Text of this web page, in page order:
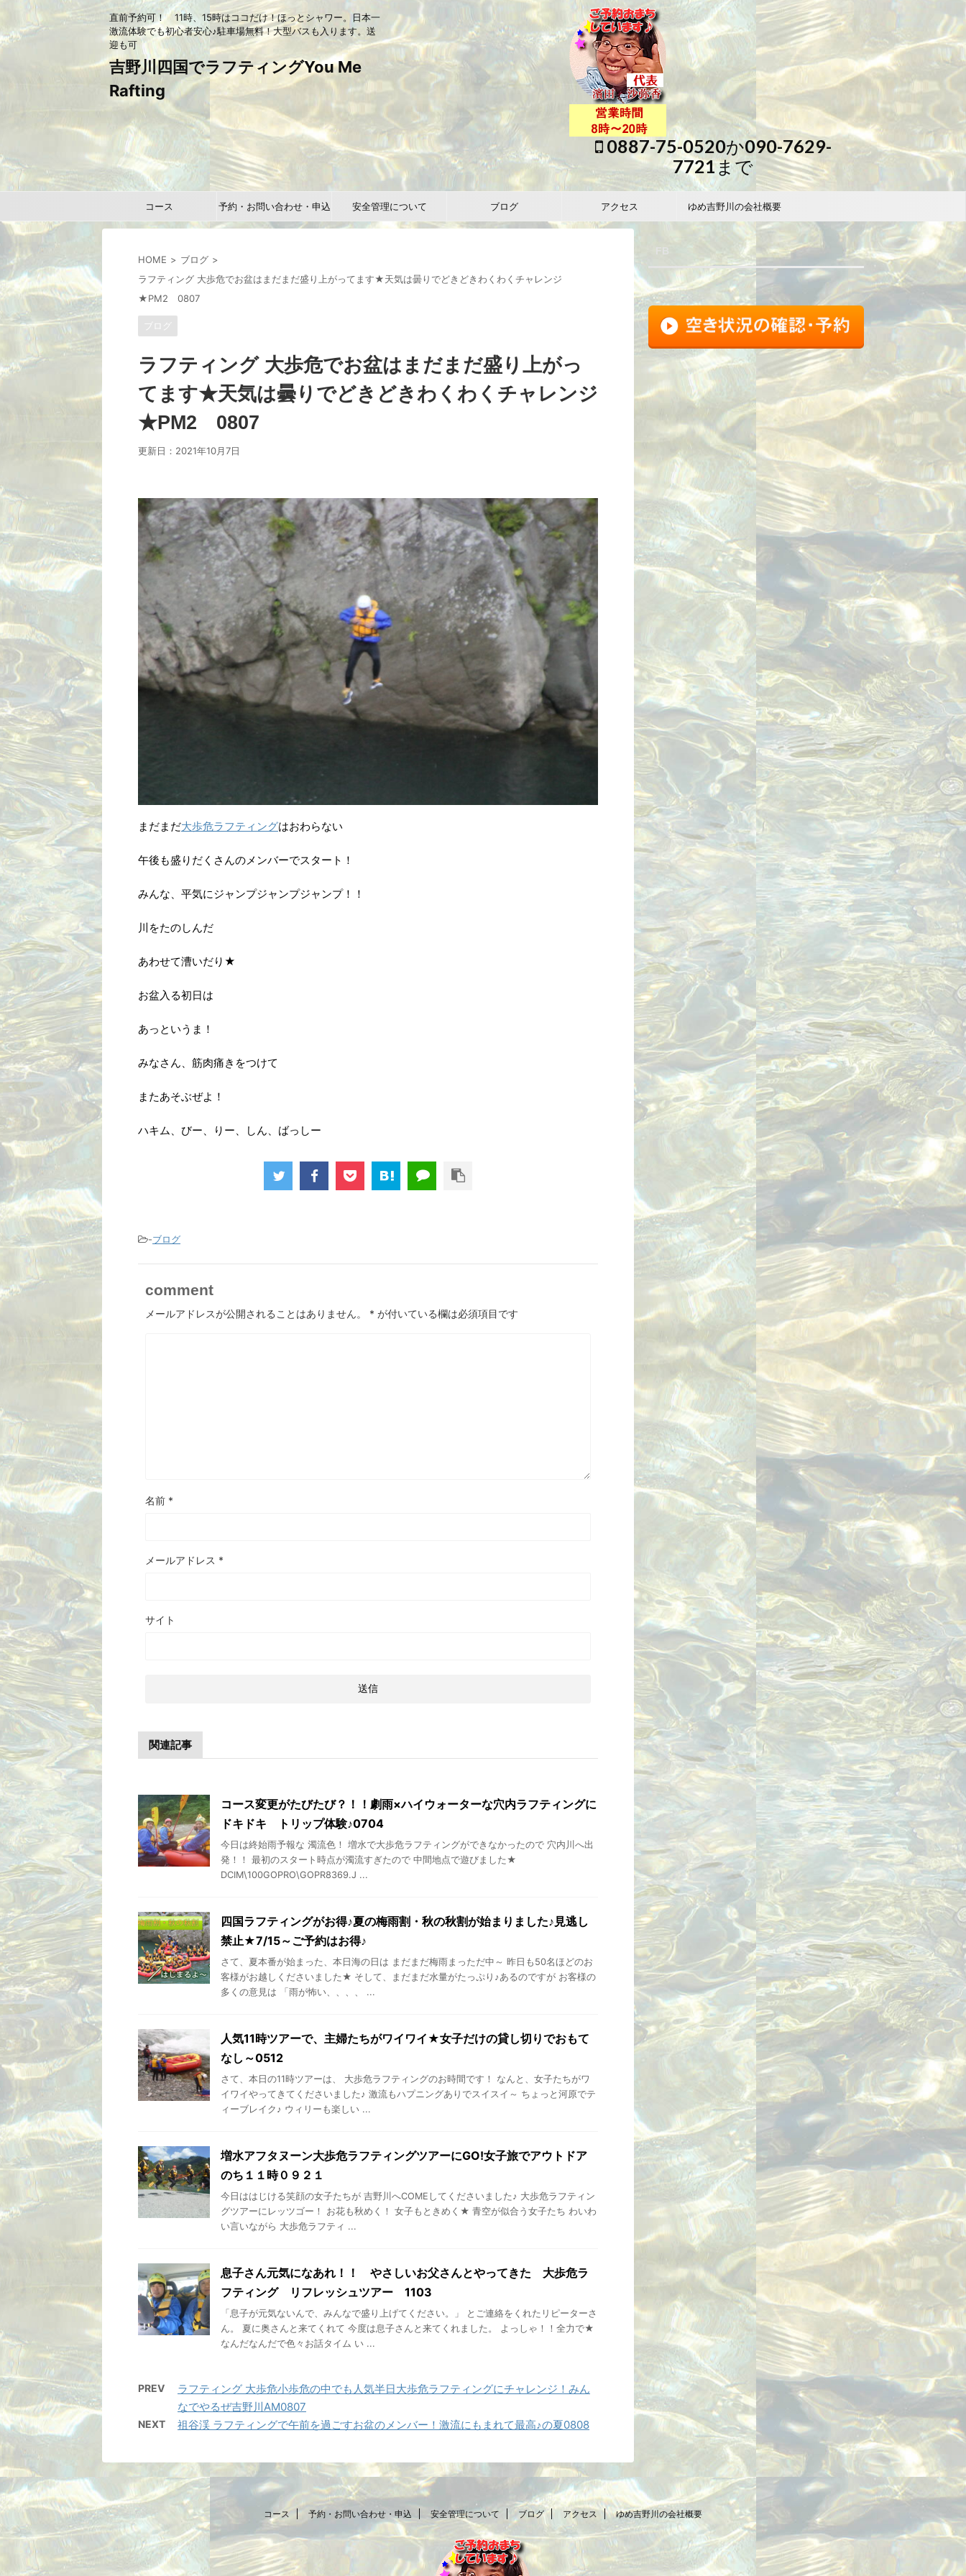
直前予約可！ 11時、15時はココだけ！ほっとシャワー。日本一
激流体験でも初心者安心♪駐車場無料！大型バスも入ります。送
迎も可
吉野川四国でラフティングYou Me
Rafting
0887-75-0520か090-7629-
7721まで
コース 予約・お問い合わせ・申込 安全管理について ブログ アクセス ゆめ吉野川の会社概要
HOME
ブログ
ラフティング 大歩危でお盆はまだまだ盛り上がってます★天気は曇りでどきどきわくわくチャレンジ
★PM2 0807
ブログ
ラフティング 大歩危でお盆はまだまだ盛り上がっ
てます★天気は曇りでどきどきわくわくチャレンジ
★PM2 0807
更新日： 2021年10月7日
まだまだ大歩危ラフティングはおわらない
午後も盛りだくさんのメンバーでスタート！
みんな、平気にジャンプジャンプジャンプ！！
川をたのしんだ
あわせて漕いだり★
お盆入る初日は
あっというま！
みなさん、筋肉痛きをつけて
またあそぶぜよ！
ハキム、びー、りー、しん、ばっしー
-ブログ
comment
メールアドレスが公開されることはありません。 * が付いている欄は必須項目です
名前 *
メールアドレス *
サイト
関連記事
コース変更がたびたび？！！劇雨×ハイウォーターな穴内ラフティングに
ドキドキ トリップ体験♪0704
今日は終始雨予報な 濁流色！ 増水で大歩危ラフティングができなかったので 穴内川へ出
発！！ 最初のスタート時点が濁流すぎたので 中間地点で遊びました★
DCIM\100GOPRO\GOPR8369.J ...
四国ラフティングがお得♪夏の梅雨割・秋の秋割が始まりました♪見逃し
禁止★7/15～ご予約はお得♪
さて、夏本番が始まった、本日海の日は まだまだ梅雨まっただ中～ 昨日も50名ほどのお
客様がお越しくださいました★ そして、まだまだ水量がたっぷり♪あるのですが お客様の
多くの意見は 「雨が怖い、、、、 ...
人気11時ツアーで、主婦たちがワイワイ★女子だけの貸し切りでおもて
なし～0512
さて、本日の11時ツアーは、 大歩危ラフティングのお時間です！ なんと、女子たちがワ
イワイやってきてくださいました♪ 激流もハプニングありでスイスイ～ ちょっと河原でテ
ィーブレイク♪ ウィリーも楽しい ...
増水アフタヌーン大歩危ラフティングツアーにGO!女子旅でアウトドア
のち１１時０９２１
今日ははじける笑顔の女子たちが 吉野川へCOMEしてくださいました♪ 大歩危ラフティン
グツアーにレッツゴー！ お花も秋めく！ 女子もときめく★ 青空が似合う女子たち わいわ
い言いながら 大歩危ラフティ ...
息子さん元気になあれ！！ やさしいお父さんとやってきた 大歩危ラ
フティング リフレッシュツアー 1103
「息子が元気ないんで、みんなで盛り上げてください。」 とご連絡をくれたリピーターさ
ん。 夏に奥さんと来てくれて 今度は息子さんと来てくれました。 よっしゃ！！全力で★
なんだなんだで色々お話タイム い ...
PREV
ラフティング 大歩危小歩危の中でも人気半日大歩危ラフティングにチャレンジ！みん
なでやるぜ吉野川AM0807
NEXT 祖谷渓 ラフティングで午前を過ごすお盆のメンバー！激流にもまれて最高♪の夏0808
FB
コース 予約・お問い合わせ・申込 安全管理について ブログ アクセス ゆめ吉野川の会社概要